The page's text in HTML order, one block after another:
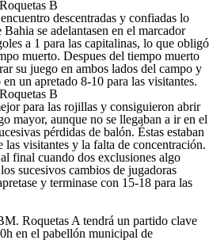
descentradas y confiadas lo
se adelantasen en el marcador
a 1 para las capitalinas, lo que obligó
muerto. Despues del tiempo muerto
su juego en ambos lados del campo y
un apretado 8-10 para las visitantes.
para las rojillas y consiguieron abrir
mayor, aunque no se llegaban a ir en el
pérdidas de balón. Éstas estaban
las visitantes y la falta de concentración.
final cuando dos exclusiones algo
sucesivos cambios de jugadoras
y terminase con 15-18 para las
Roquetas A tendrá un partido clave
en el pabellón municipal de